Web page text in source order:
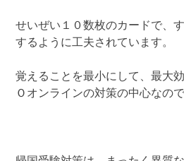
せいぜい１０数枚のカードで、
するように工夫されています。
覚えることを最小にして、最大
Ｏオンラインの対策の中心なので